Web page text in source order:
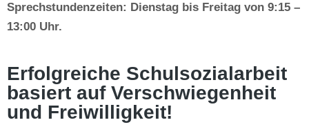
Sprechstundenzeiten: Dienstag bis Freitag von 9:15 –
13:00 Uhr.
Erfolgreiche Schulsozialarbeit
basiert auf Verschwiegenheit
und Freiwilligkeit!